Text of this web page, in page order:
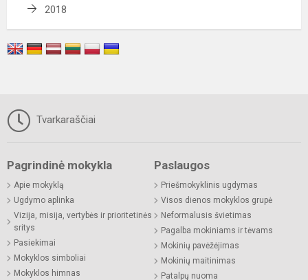
2018
Tvarkaraščiai
Pagrindinė mokykla
Apie mokyklą
Ugdymo aplinka
Vizija, misija, vertybės ir prioritetinės
sritys
Pasiekimai
Mokyklos simboliai
Mokyklos himnas
Paslaugos
Priešmokyklinis ugdymas
Visos dienos mokyklos grupė
Neformalusis švietimas
Pagalba mokiniams ir tėvams
Mokinių pavėžėjimas
Mokinių maitinimas
Patalpų nuoma